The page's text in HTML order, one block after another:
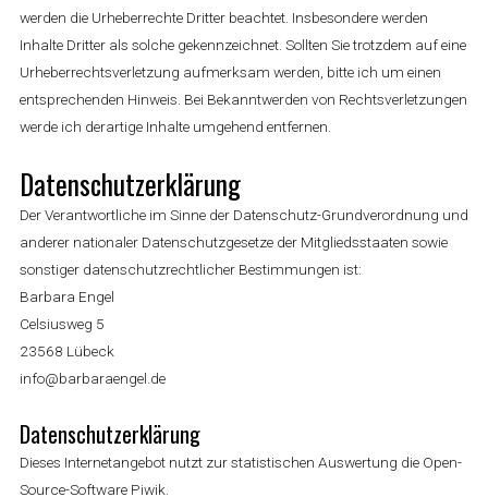
werden die Urheberrechte Dritter beachtet. Insbesondere werden
Inhalte Dritter als solche gekennzeichnet. Sollten Sie trotzdem auf eine
Urheberrechtsverletzung aufmerksam werden, bitte ich um einen
entsprechenden Hinweis. Bei Bekanntwerden von Rechtsverletzungen
werde ich derartige Inhalte umgehend entfernen.
Datenschutzerklärung
Der Verantwortliche im Sinne der Datenschutz-Grundverordnung und
anderer nationaler Datenschutzgesetze der Mitgliedsstaaten sowie
sonstiger datenschutzrechtlicher Bestimmungen ist:
Barbara Engel
Celsiusweg 5
23568 Lübeck
info@barbaraengel.de
Datenschutzerklärung
Dieses Internetangebot nutzt zur statistischen Auswertung die Open-
Source-Software Piwik.